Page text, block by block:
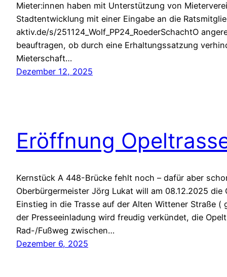
Mieter:innen haben mit Unterstützung von
Stadtentwicklung mit einer Eingabe an die
aktiv.de/s/251124_Wolf_PP24_RoederSchachtO
beauftragen, ob durch eine Erhaltungssatzung
Mieterschaft…
Dezember 12, 2025
Eröffnung
Kernstück A 448-Brücke fehlt noch – dafür aber
Oberbürgermeister Jörg Lukat will am 08.12.2025
Einstieg in die Trasse auf der Alten Wittener Straße (
der Presseeinladung wird freudig verkündet, die
Rad-/Fußweg zwischen…
Dezember 6, 2025